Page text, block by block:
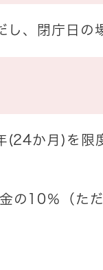
、閉庁日の
か月)を限
の10％（た